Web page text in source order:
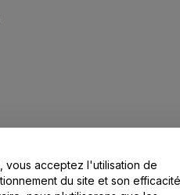
Nous contacter
vous acceptez l'utilisation de
du site et son efficacité